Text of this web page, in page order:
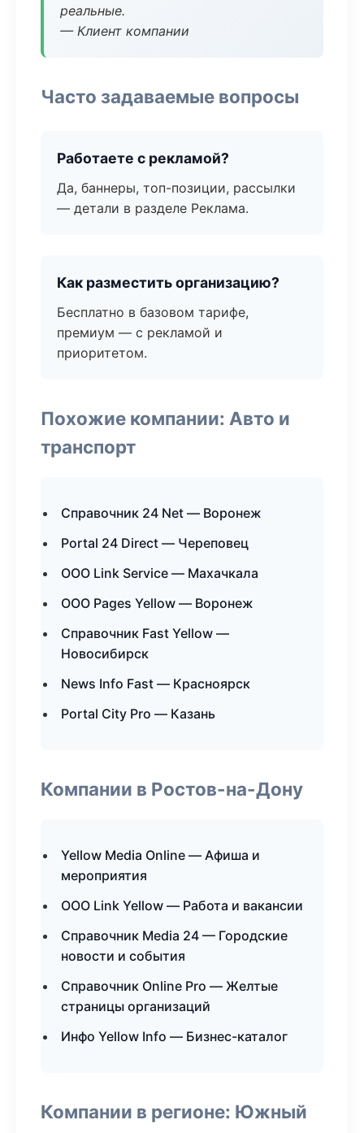
реальные.
— Клиент компании
Часто задаваемые вопросы
Работаете с рекламой?
Да, баннеры, топ-позиции, рассылки
— детали в разделе Реклама.
Как разместить организацию?
Бесплатно в базовом тарифе,
премиум — с рекламой и
приоритетом.
Похожие компании: Авто и
транспорт
Справочник 24 Net — Воронеж
Portal 24 Direct — Череповец
ООО Link Service — Махачкала
ООО Pages Yellow — Воронеж
Справочник Fast Yellow —
Новосибирск
News Info Fast — Красноярск
Portal City Pro — Казань
Компании в Ростов-на-Дону
Yellow Media Online — Афиша и
мероприятия
ООО Link Yellow — Работа и вакансии
Справочник Media 24 — Городские
новости и события
Справочник Online Pro — Желтые
страницы организаций
Инфо Yellow Info — Бизнес-каталог
Компании в регионе: Южный